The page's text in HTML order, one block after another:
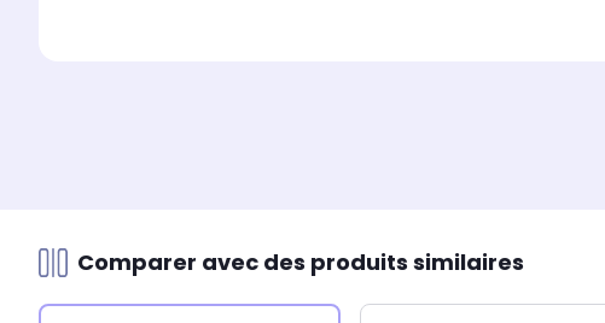
Comparer avec des produits similaires